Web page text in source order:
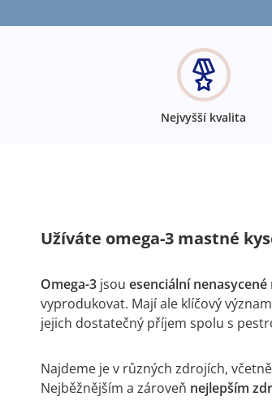
Nejvyšší kvalita
Užíváte omega-3 mastné
Omega-3 jsou esenciální
vyprodukovat. Mají ale klíčový
jejich dostatečný příjem spolu s
Najdeme je v různých zdrojích,
Nejběžnějším a zároveň nejlepším